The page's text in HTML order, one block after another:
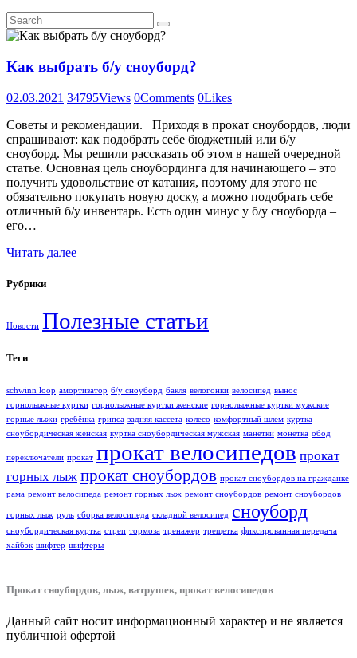
Как выбрать б/у сноуборд?
02.03.2021 34795Views 0Comments 0Likes
Советы и рекомендации. Приходя в прокат сноубордов, люди
спрашивают: как подобрать себе бюджетный или б/у
сноуборд. Мы решили рассказать об этом в нашей очередной
статье. Основная цель сноубординга для начинающего – это
получить удовольствие от катания, поэтому для этого не
обязательно покупать новую доску, а можно подобрать себе
отличный б/у инвентарь. Есть один минус у б/у сноуборда –
его…
Читать далее
Рубрики
Новости Полезные статьи
Теги
schwinn loop амортизатор б/у сноуборд бакля велогонки велосипед вынос
горнолыжные куртки горнолыжные куртки женские горнолыжные куртки мужские
горные лыжи гребёнка грипса задняя кассета колесо комфортный шлем куртка
сноубордическая женская куртка сноубордическая мужская манетки монетка обод
переключатели прокат прокат велосипедов прокат
горных лыж прокат сноубордов прокат сноубордов на гражданке
рама ремонт велосипеда ремонт горных лыж ремонт сноубордов ремонт сноубордов
горных лыж руль сборка велосипеда складной велосипед сноуборд
сноубордическая куртка стреп тормоза тренажер трещетка фиксированная передача
хайбэк шифтер шифтеры
Прокат сноубордов, лыж, ватрушек, прокат велосипедов
Данный сайт носит информационный характер и не является
публичной офертой